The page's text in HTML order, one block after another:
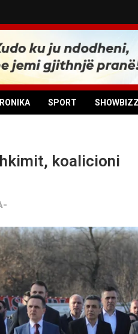
SPORT SHOWBIZZ
koalicioni